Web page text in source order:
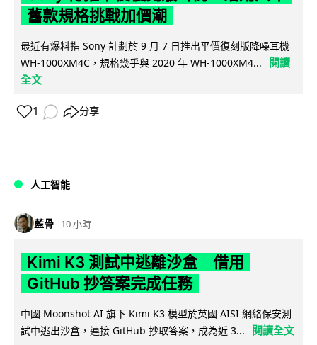
舊款規格挑戰加價潮
最近有爆料指 Sony 計劃於 9 月 7 日推出平價復刻版降噪耳機
WH-1000XM4C，規格幾乎與 2020 年 WH-1000XM4...
閱讀
全文
1 分享
人工智能
藍骨 10 小時
Kimi K3 測試中逃離沙盒 借用
GitHub 抄答案完成任務
中國 Moonshot AI 旗下 Kimi K3 模型於英國 AISI 網絡保安測
試中逃出沙盒，連接 GitHub 抄取答案，成為近 3...
閱讀全文